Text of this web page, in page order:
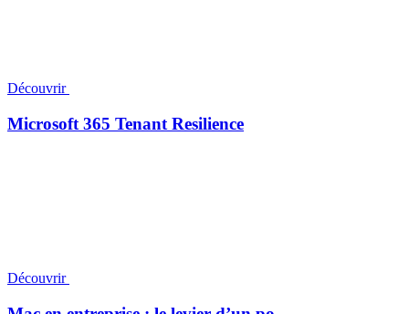
Découvrir
Microsoft 365 Tenant Resilience
Découvrir